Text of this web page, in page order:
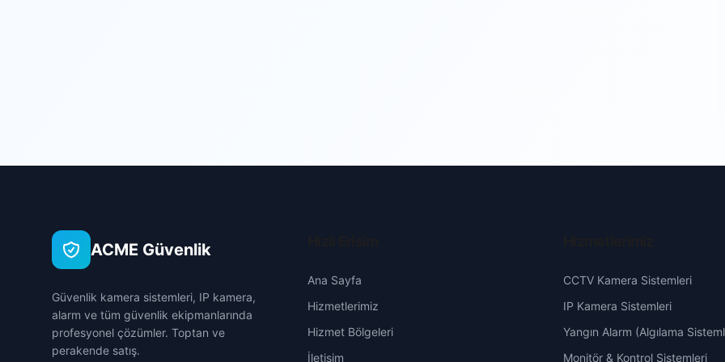
ACME Güvenlik
Güvenlik kamera sistemleri, IP kamera,
alarm ve tüm güvenlik ekipmanlarında
profesyonel çözümler. Toptan ve
perakende satış.
Ana Sayfa
Hizmetlerimiz
Hizmet Bölgeleri
İletişim
CCTV Kamera Sistemleri
IP Kamera Sistemleri
Yangın Alarm (Algılama
Monitör & Kontrol Sistemleri